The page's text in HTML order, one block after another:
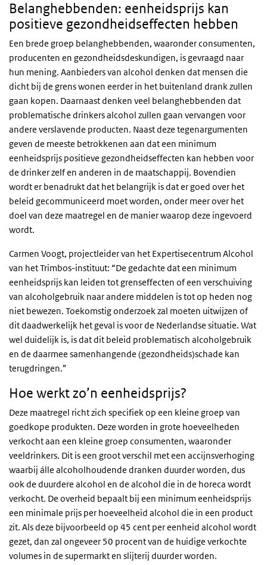
Belanghebbenden: eenheidsprijs kan
positieve gezondheidseffecten hebben
Een brede groep belanghebbenden, waaronder consumenten,
producenten en gezondheidsdeskundigen, is gevraagd naar
hun mening. Aanbieders van alcohol denken dat mensen die
dicht bij de grens wonen eerder in het buitenland drank zullen
gaan kopen. Daarnaast denken veel belanghebbenden dat
problematische drinkers alcohol zullen gaan vervangen voor
andere verslavende producten. Naast deze tegenargumenten
geven de meeste betrokkenen aan dat een minimum
eenheidsprijs positieve gezondheidseffecten kan hebben voor
de drinker zelf en anderen in de maatschappij. Bovendien
wordt er benadrukt dat het belangrijk is dat er goed over het
beleid gecommuniceerd moet worden, onder meer over het
doel van deze maatregel en de manier waarop deze ingevoerd
wordt.
Carmen Voogt, projectleider van het Expertisecentrum Alcohol
van het Trimbos-instituut: “De gedachte dat een minimum
eenheidsprijs kan leiden tot grenseffecten of een verschuiving
van alcoholgebruik naar andere middelen is tot op heden nog
niet bewezen. Toekomstig onderzoek zal moeten uitwijzen of
dit daadwerkelijk het geval is voor de Nederlandse situatie. Wat
wel duidelijk is, is dat dit beleid problematisch alcoholgebruik
en de daarmee samenhangende (gezondheids)schade kan
terugdringen.”
Hoe werkt zo’n eenheidsprijs?
Deze maatregel richt zich specifiek op een kleine groep van
goedkope produkten. Deze worden in grote hoeveelheden
verkocht aan een kleine groep consumenten, waaronder
veeldrinkers. Dit is een groot verschil met een accijnsverhoging
waarbij álle alcoholhoudende dranken duurder worden, dus
ook de duurdere alcohol en de alcohol die in de horeca wordt
verkocht. De overheid bepaalt bij een minimum eenheidsprijs
een minimale prijs per hoeveelheid alcohol die in een product
zit. Als deze bijvoorbeeld op 45 cent per eenheid alcohol wordt
gezet, dan zal ongeveer 50 procent van de huidige verkochte
volumes in de supermarkt en slijterij duurder worden.